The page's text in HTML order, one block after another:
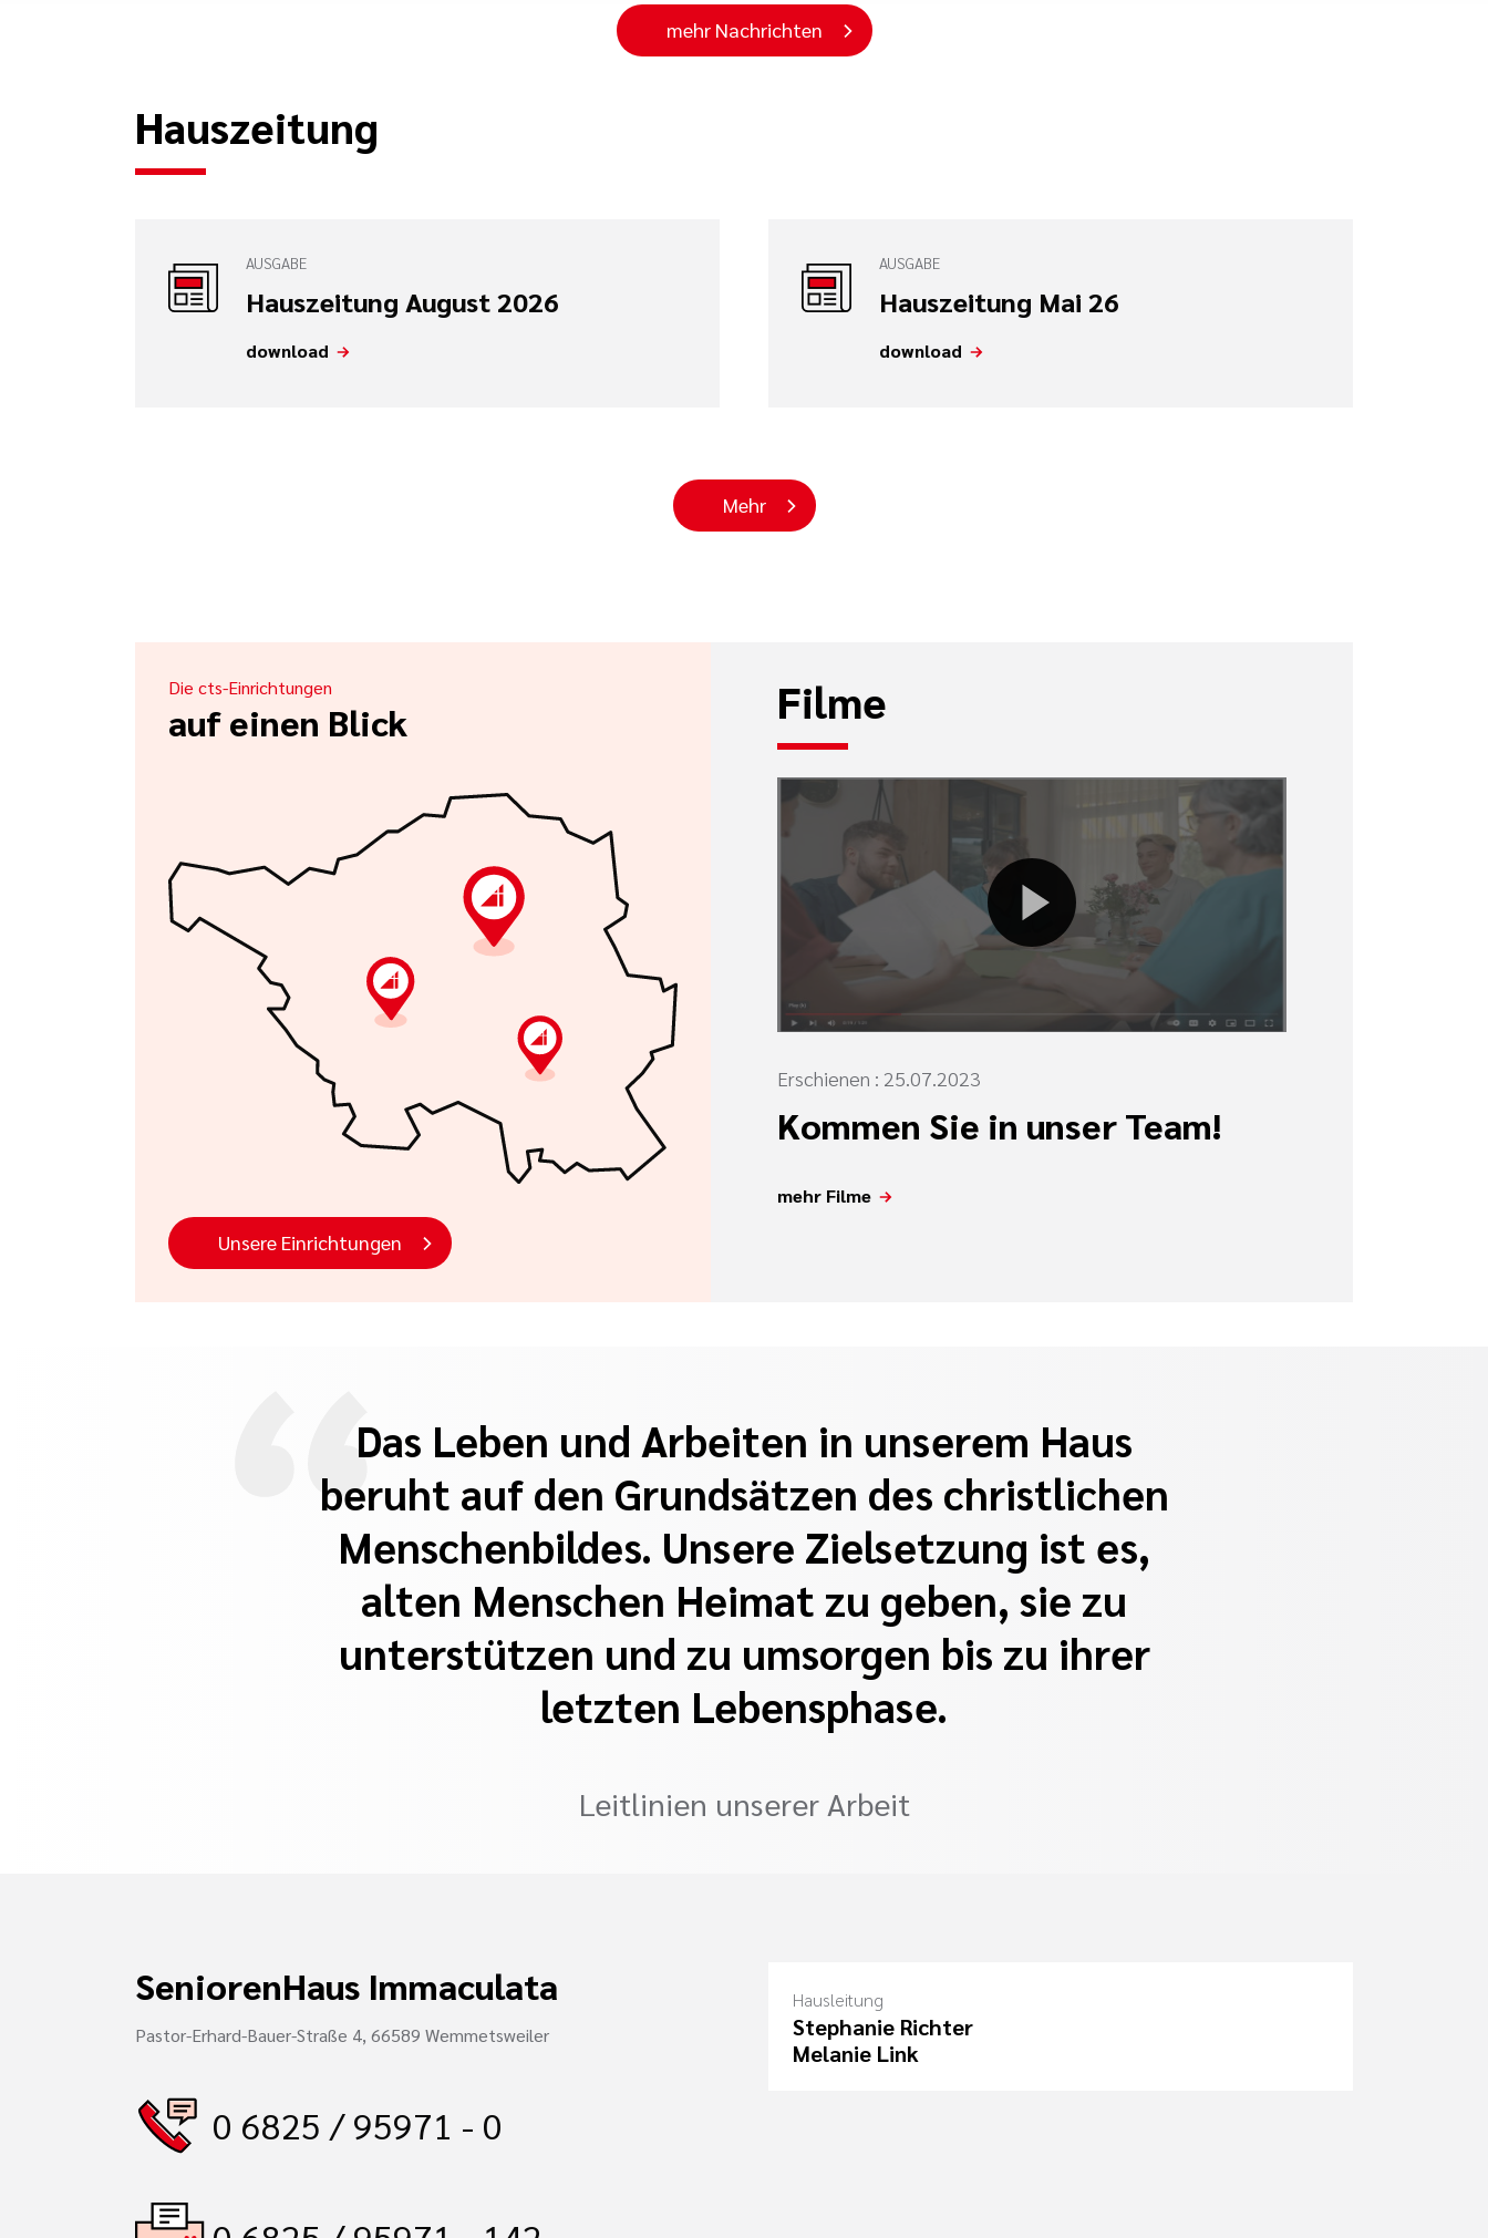
mehr Nachrichten
Hauszeitung
AUSGABE
Hauszeitung August 2026
download
AUSGABE
Hauszeitung Mai 26
download
Mehr
Die cts-Einrichtungen
auf einen Blick
Unsere Einrichtungen
Filme
Erschienen : 25.07.2023
Kommen Sie in unser Team!
mehr Filme
Das Leben und Arbeiten in unserem Haus
beruht auf den Grundsätzen des christlichen
Menschenbildes. Unsere Zielsetzung ist es,
alten Menschen Heimat zu geben, sie zu
unterstützen und zu umsorgen bis zu ihrer
letzten Lebensphase.
Leitlinien unserer Arbeit
SeniorenHaus Immaculata
Pastor-Erhard-Bauer-Straße 4, 66589 Wemmetsweiler
0 6825 / 95971 - 0
Hausleitung
Stephanie Richter
Melanie Link